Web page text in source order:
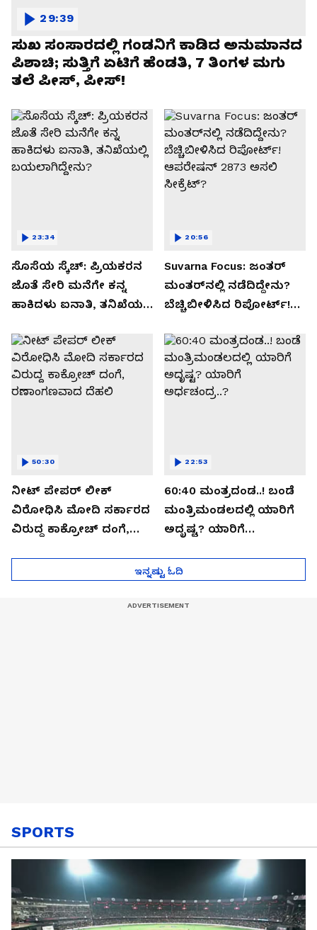
ಸುಖ ಸಂಸಾರದಲ್ಲಿ ಗಂಡನಿಗೆ ಕಾಡಿದ ಅನುಮಾನದ
ಪಿಶಾಚಿ; ಸುತ್ತಿಗೆ ಏಟಿಗೆ ಹೆಂಡತಿ, 7 ತಿಂಗಳ ಮಗು
ತಲೆ ಪೀಸ್, ಪೀಸ್!
29:39
ಸೊಸೆಯ ಸ್ಕೆಚ್: ಪ್ರಿಯಕರನ
ಜೊತೆ ಸೇರಿ ಮನೆಗೇ ಕನ್ನ
ಹಾಕಿದಳು ಐನಾತಿ, ತನಿಖೆಯಲ್ಲಿ
23:34
Suvarna Focus: ಜಂತರ್
ಮಂತರ್‌ನಲ್ಲಿ ನಡೆದಿದ್ದೇನು?
ಬೆಚ್ಚಿಬೀಳಿಸಿದ ರಿಪೋರ್ಟ್!
ಸೀಕ್ರೆಟ್?
20:56
ನೀಟ್ ಪೇಪರ್ ಲೀಕ್
ವಿರೋಧಿಸಿ ಮೋದಿ ಸರ್ಕಾರದ
ವಿರುದ್ದ ಕಾಕ್ರೋಚ್ ದಂಗೆ,
50:30
60:40 ಮಂತ್ರದಂಡ..! ಬಂಡೆ
ಮಂತ್ರಿಮಂಡಲದಲ್ಲಿ ಯಾರಿಗೆ
ಅದೃಷ್ಟ? ಯಾರಿಗೆ
22:53
ಇನ್ನಷ್ಟು ಓದಿ
SPORTS